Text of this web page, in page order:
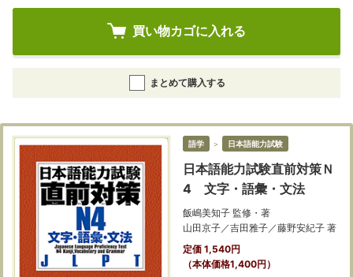
買い物カゴに入れる
まとめて購入する
語学 ＞ 日本語能力試験
日本語能力試験直前対策Ｎ
4 文字・語彙・文法
飯嶋美知子 監修・著
山田京子／吉田雅子／藤野安紀子 著
定価 1,540円
（本体価格1,400円）